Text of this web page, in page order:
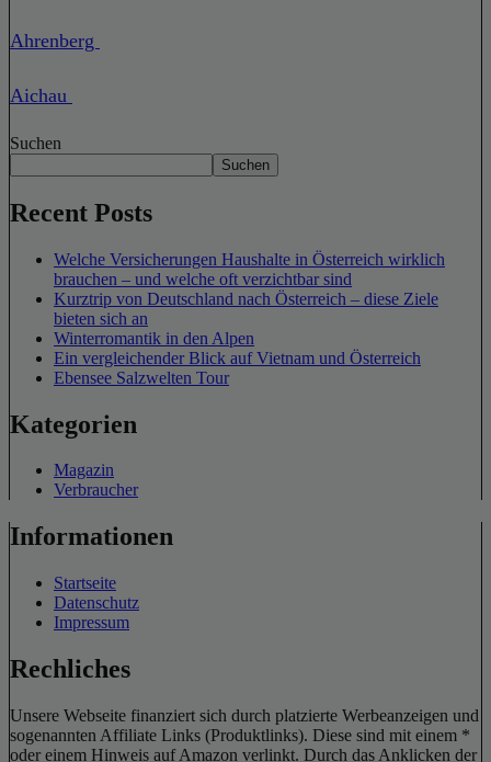
Ahrenberg
Aichau
Suchen
Suchen
Recent Posts
Welche Versicherungen Haushalte in Österreich wirklich
brauchen – und welche oft verzichtbar sind
Kurztrip von Deutschland nach Österreich – diese Ziele
bieten sich an
Winterromantik in den Alpen
Ein vergleichender Blick auf Vietnam und Österreich
Ebensee Salzwelten Tour
Kategorien
Magazin
Verbraucher
Informationen
Startseite
Datenschutz
Impressum
Rechliches
Unsere Webseite finanziert sich durch platzierte Werbeanzeigen und
sogenannten Affiliate Links (Produktlinks). Diese sind mit einem *
oder einem Hinweis auf Amazon verlinkt. Durch das Anklicken der